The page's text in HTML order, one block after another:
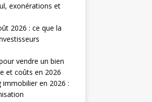
exonérations et
2026 : ce que la
vendre un bien
et coûts en 2026
en 2026 :